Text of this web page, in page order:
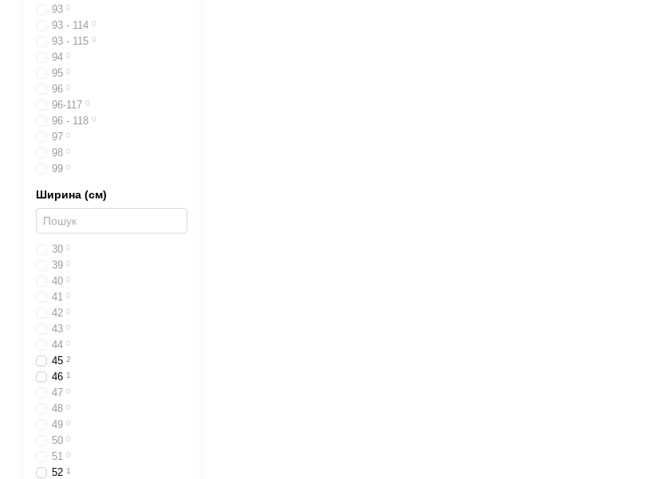
93 0
93 - 114 0
93 - 115 0
94 0
95 0
96 0
96-117 0
96 - 118 0
97 0
98 0
99 0
Ширина (см)
30 0
39 0
40 0
41 0
42 0
43 0
44 0
45 2
46 1
47 0
48 0
49 0
50 0
51 0
52 1